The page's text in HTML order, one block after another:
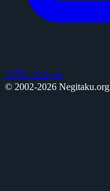
お問い合わせ
© 2002-2026 Negitaku.org